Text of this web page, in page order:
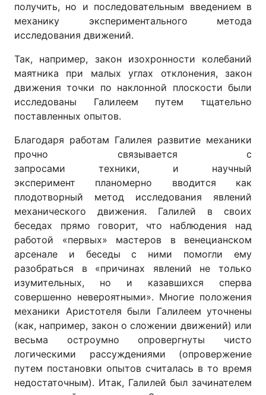
получить, но и последовательным введением в
механику экспериментального метода
исследования движений.
Так, например, закон изохронности колебаний
маятника при малых углах отклонения, закон
движения точки по наклонной плоскости были
исследованы Галилеем путем тщательно
поставленных опытов.
Благодаря работам Галилея развитие механики
прочно связывается с
запросами техники, и научный
эксперимент планомерно вводится как
плодотворный метод исследования явлений
механического движения. Галилей в своих
беседах прямо говорит, что наблюдения над
работой «первых» мастеров в венецианском
арсенале и беседы с ними помогли ему
разобраться в «причинах явлений не только
изумительных, но и казавшихся сперва
совершенно невероятными». Многие положения
механики Аристотеля были Галилеем уточнены
(как, например, закон о сложении движений) или
весьма остроумно опровергнуты чисто
логическими рассуждениями (опровержение
путем постановки опытов считалась в то время
недостаточным). Итак, Галилей был зачинателем